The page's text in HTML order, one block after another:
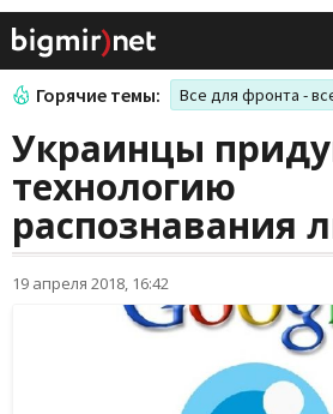
Горячие темы: Все для фронта -
Украинцы
технологию
распознавания
19 апреля 2018, 16:42